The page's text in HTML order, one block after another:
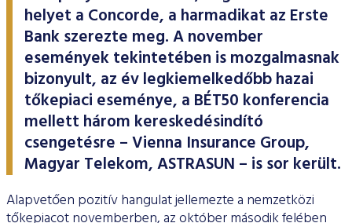
ESG Útmutató
helyet a Concorde, a harmadikat az Erste
Bank szerezte meg. A november
események tekintetében is mozgalmasnak
bizonyult, az év legkiemelkedőbb hazai
tőkepiaci eseménye, a BÉT50 konferencia
mellett három kereskedésindító
csengetésre – Vienna Insurance Group,
Magyar Telekom, ASTRASUN – is sor került.
Alapvetően pozitív hangulat jellemezte a nemzetközi